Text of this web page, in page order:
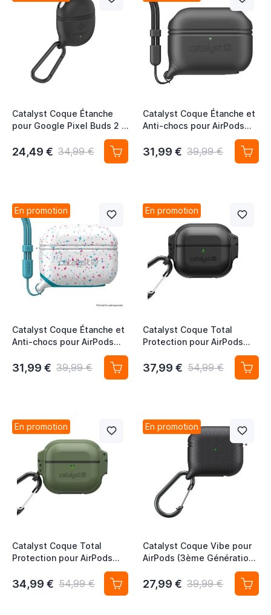
Catalyst Coque Étanche
pour Google Pixel Buds 2 -
24,49 € 34,99 €
Catalyst Coque Étanche et
Anti-chocs pour AirPods
Génération) - Noir
31,99 € 39,99 €
En promotion
Catalyst Coque Étanche et
Anti-chocs pour AirPods
Génération) - Funfetti
31,99 € 39,99 €
En promotion
Catalyst Coque Total
Protection pour AirPods
(3ème Génération) - Noir
Furtif
37,99 € 54,99 €
En promotion
Catalyst Coque Total
Protection pour AirPods
(3ème Génération) - Vert
Armée
34,99 € 54,99 €
En promotion
Catalyst Coque Vibe pour
AirPods (3ème Génération)
27,99 € 39,99 €